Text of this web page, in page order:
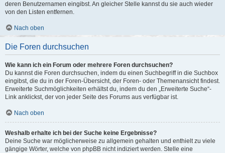
deren Benutzernamen eingibst. An gleicher Stelle kannst du sie auch wieder
von den Listen entfernen.
Nach oben
Die Foren durchsuchen
Wie kann ich ein Forum oder mehrere Foren durchsuchen?
Du kannst die Foren durchsuchen, indem du einen Suchbegriff in die Suchbox
eingibst, die du in der Foren-Übersicht, der Foren- oder Themenansicht findest.
Erweiterte Suchmöglichkeiten erhältst du, indem du den „Erweiterte Suche“-
Link anklickst, der von jeder Seite des Forums aus verfügbar ist.
Nach oben
Weshalb erhalte ich bei der Suche keine Ergebnisse?
Deine Suche war möglicherweise zu allgemein gehalten und enthielt zu viele
gängige Wörter, welche von phpBB nicht indiziert werden. Stelle eine